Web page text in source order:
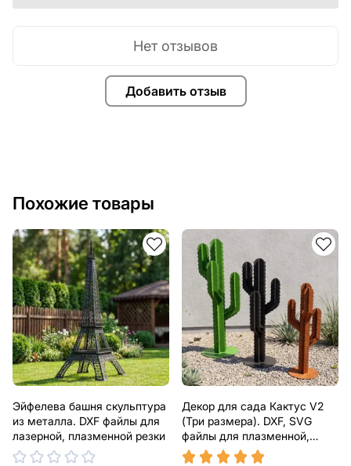
Добавить отзыв
Нет отзывов
Похожие товары
Эйфелева башня скульптура
из металла. DXF файлы для
лазерной, плазменной резки
Декор для сада Кактус V2
(Три размера). DXF, SVG
файлы для плазменной,
лазерной резки